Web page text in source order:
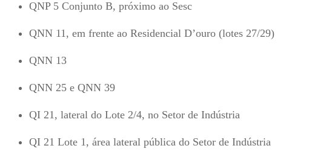
QNP 5 Conjunto B, próximo ao Sesc
QNN 11, em frente ao Residencial D’ouro (lotes 27/29)
QNN 13
QNN 25 e QNN 39
QI 21, lateral do Lote 2/4, no Setor de Indústria
QI 21 Lote 1, área lateral pública do Setor de Indústria